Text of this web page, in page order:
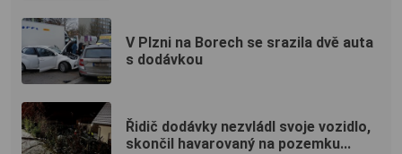
V Plzni na Borech se srazila dvě auta
s dodávkou
Řidič dodávky nezvládl svoje vozidlo,
skončil havarovaný na pozemku...